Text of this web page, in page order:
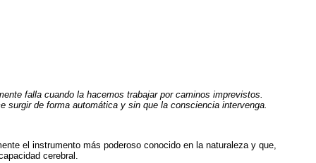
falla cuando la hacemos trabajar por caminos imprevistos.
surgir de forma automática y sin que la consciencia intervenga.
el instrumento más poderoso conocido en la naturaleza y que,
cerebral.